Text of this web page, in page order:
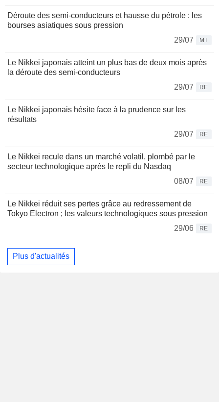
Déroute des semi-conducteurs et hausse du pétrole : les
bourses asiatiques sous pression
29/07
MT
Le Nikkei japonais atteint un plus bas de deux mois après
la déroute des semi-conducteurs
29/07
RE
Le Nikkei japonais hésite face à la prudence sur les
résultats
29/07
RE
Le Nikkei recule dans un marché volatil, plombé par le
secteur technologique après le repli du Nasdaq
08/07
RE
Le Nikkei réduit ses pertes grâce au redressement de
Tokyo Electron ; les valeurs technologiques sous pression
29/06
RE
Plus d'actualités